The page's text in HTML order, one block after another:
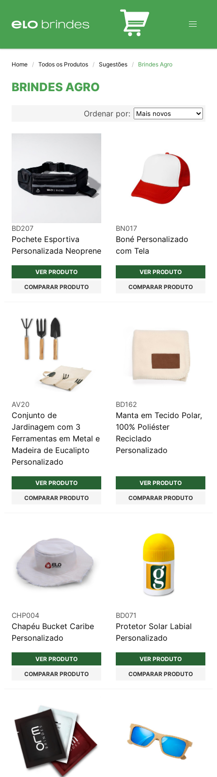
BLOG
Home Todos os Produtos Sugestões Brindes Agro
BRINDES AGRO
Ordenar por:
BD207
Pochete Esportiva
Personalizada Neoprene
VER PRODUTO
COMPARAR PRODUTO
BN017
Boné Personalizado
com Tela
VER PRODUTO
COMPARAR PRODUTO
AV20
Conjunto de
Jardinagem com 3
Ferramentas em Metal e
Madeira de Eucalipto
Personalizado
VER PRODUTO
COMPARAR PRODUTO
BD162
Manta em Tecido Polar,
100% Poliéster
Reciclado
Personalizado
VER PRODUTO
COMPARAR PRODUTO
CHP004
Chapéu Bucket Caribe
Personalizado
VER PRODUTO
COMPARAR PRODUTO
BD071
Protetor Solar Labial
Personalizado
VER PRODUTO
COMPARAR PRODUTO